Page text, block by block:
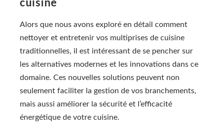
cuisine
Alors que nous avons exploré en détail comment
nettoyer et entretenir vos multiprises de cuisine
traditionnelles, il est intéressant de se pencher sur
les alternatives modernes et les innovations dans ce
domaine. Ces nouvelles solutions peuvent non
seulement faciliter la gestion de vos branchements,
mais aussi améliorer la sécurité et l’efficacité
énergétique de votre cuisine.